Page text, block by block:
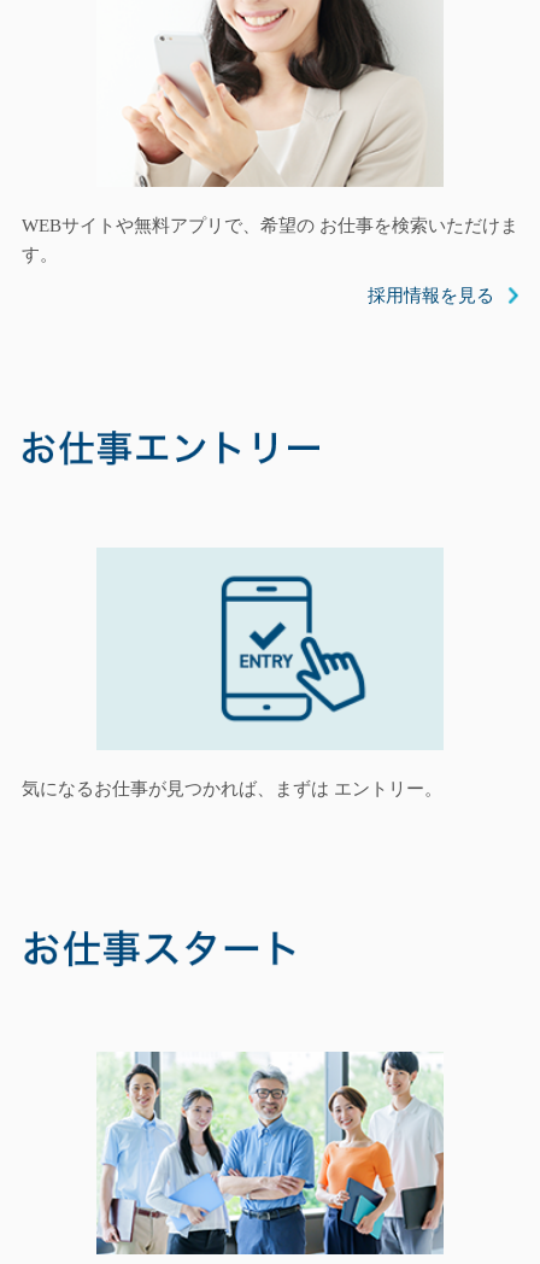
WEBサイトや無料アプリで、希望の お仕事を検索いただけま
す。
採用情報を見る
気になるお仕事が見つかれば、まずは エントリー。